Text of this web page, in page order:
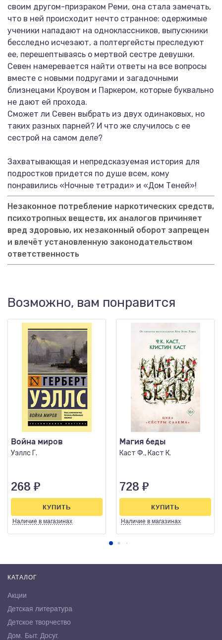
своим другом-призраком Реми, она стала замечать,
что в ней происходит нечто странное: одержимые
ученики нападают на одноклассников, выпускники
бесследно исчезают, а полтергейсты преследуют
ее, перешептываясь о мертвой сестре девушки.
Севен намеревается найти ответы на все вопросы
вместе с новыми подругами и загадочными
близнецами Кроувом и Паркером, которые буквально
не дают ей прохода.
Сможет ли Севен выбрать из двух одинаковых, но
таких разных парней? И что же случилось с ее
сестрой на самом деле?
Захватывающая и непредсказуемая история для
подростков придется по душе всем, кому
понравились «Ночные тетради» и «Дом Теней»!
Незаконное потребление наркотических средств,
психотропных веществ, их аналогов причиняет
вред здоровью, их незаконный оборот запрещен
и влечёт установленную законодательством
ответственность
Возможно, вам понравится
Война миров
Уэллс Г.
268 ₽
Наличие в магазинах
КУПИТЬ
Магия беды
Каст Ф., Каст К.
728 ₽
Наличие в магазинах
КУПИТЬ
КАТАЛОГ
Акции
Детская литература
Детское творчество
Дом. Быт. Досуг.